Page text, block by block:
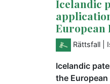
Icelandic
European
Rättsfall |
Icelandic
the European